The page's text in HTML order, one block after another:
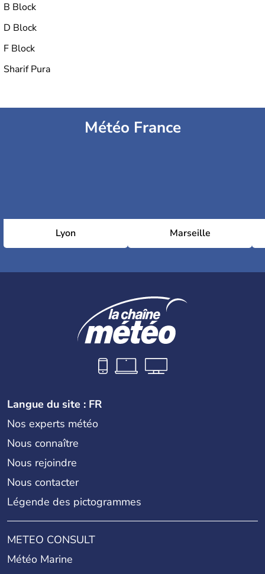
B Block
D Block
F Block
Sharif Pura
Météo France
Lyon Marseille
Langue du site : FR
Nos experts météo
Nous connaître
Nous rejoindre
Nous contacter
Légende des pictogrammes
METEO CONSULT
Météo Marine